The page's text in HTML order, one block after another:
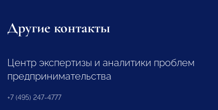
Другие контакты
Центр экспертизы и аналитики проблем
предпринимательства
+7 (495) 247-4777